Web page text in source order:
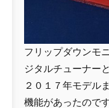
フリップダウンモ
ジタルチューナー
２０１７年モデル
機能があったので